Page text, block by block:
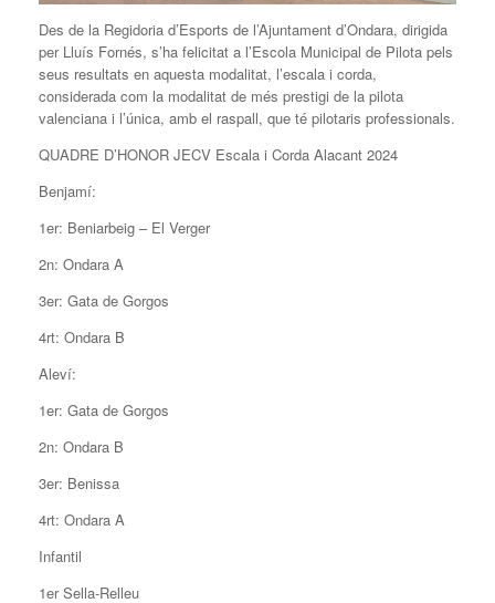
Des de la Regidoria d’Esports de l’Ajuntament d’Ondara, dirigida
per Lluís Fornés, s’ha felicitat a l’Escola Municipal de Pilota pels
seus resultats en aquesta modalitat, l’escala i corda,
considerada com la modalitat de més prestigi de la pilota
valenciana i l’única, amb el raspall, que té pilotaris professionals.
QUADRE D’HONOR JECV Escala i Corda Alacant 2024
Benjamí:
1er: Beniarbeig – El Verger
2n: Ondara A
3er: Gata de Gorgos
4rt: Ondara B
Aleví:
1er: Gata de Gorgos
2n: Ondara B
3er: Benissa
4rt: Ondara A
Infantil
1er Sella-Relleu